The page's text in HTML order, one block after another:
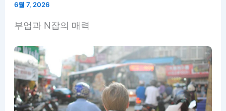
6월 7, 2026
부업과 N잡의 매력